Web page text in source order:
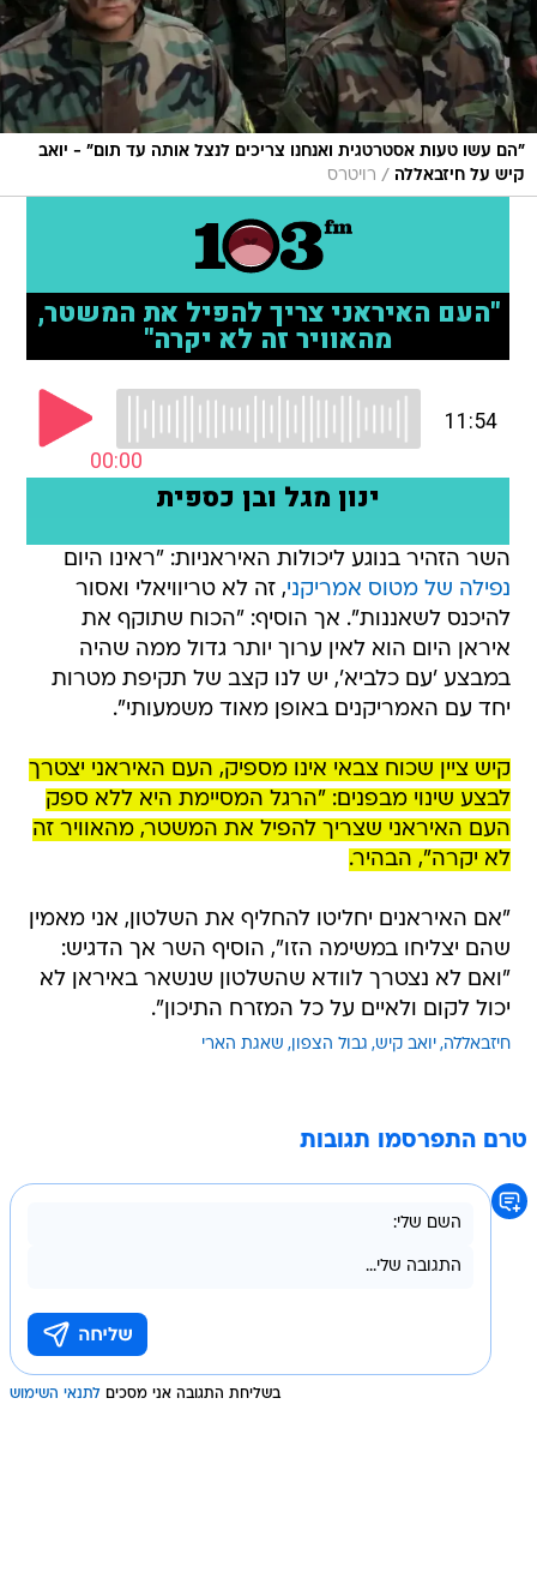
"הם עשו טעות אסטרטגית ואנחנו צריכים לנצל אותה עד תום" - יואב
קיש על חיזבאללה / רויטרס
השר הזהיר בנוגע ליכולות האיראניות: "ראינו היום
נפילה של מטוס אמריקני, זה לא טריוויאלי ואסור
להיכנס לשאננות". אך הוסיף: "הכוח שתוקף את
איראן היום הוא לאין ערוך יותר גדול ממה שהיה
במבצע 'עם כלביא', יש לנו קצב של תקיפת מטרות
יחד עם האמריקנים באופן מאוד משמעותי".
קיש ציין שכוח צבאי אינו מספיק, העם האיראני יצטרך
לבצע שינוי מבפנים: "הרגל המסיימת היא ללא ספק
העם האיראני שצריך להפיל את המשטר, מהאוויר זה
לא יקרה", הבהיר.
"אם האיראנים יחליטו להחליף את השלטון, אני מאמין
שהם יצליחו במשימה הזו", הוסיף השר אך הדגיש:
"ואם לא נצטרך לוודא שהשלטון שנשאר באיראן לא
יכול לקום ולאיים על כל המזרח התיכון".
חיזבאללה יואב קיש גבול הצפון שאגת הארי
טרם התפרסמו תגובות
בשליחת התגובה אני מסכים לתנאי השימוש